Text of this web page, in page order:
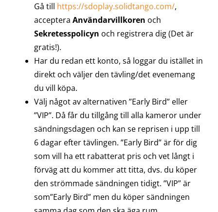
Gå till https://sdoplay.solidtango.com/,
acceptera Användarvillkoren och
Sekretesspolicyn och registrera dig (Det är
gratis!).
Har du redan ett konto, så loggar du istället in
direkt och väljer den tävling/det evenemang
du vill köpa.
Välj något av alternativen ”Early Bird” eller
”VIP”. Då får du tillgång till alla kameror under
sändningsdagen och kan se reprisen i upp till
6 dagar efter tävlingen. ”Early Bird” är för dig
som vill ha ett rabatterat pris och vet långt i
förväg att du kommer att titta, dvs. du köper
den strömmade sändningen tidigt. ”VIP” är
som”Early Bird” men du köper sändningen